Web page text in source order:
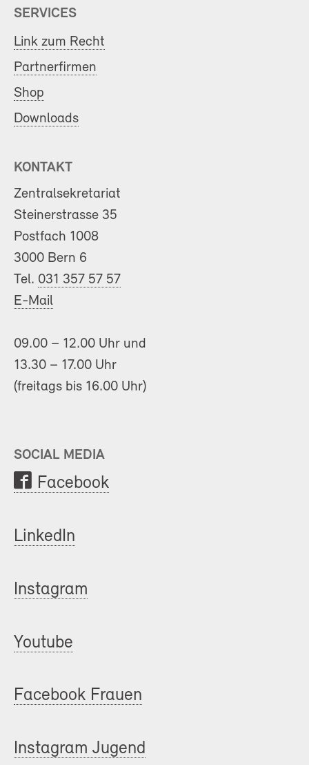
SERVICES
Link zum Recht
Partnerfirmen
Shop
Downloads
KONTAKT
Zentralsekretariat
Steinerstrasse 35
Postfach 1008
3000 Bern 6
Tel. 031 357 57 57
E-Mail
09.00 – 12.00 Uhr und
13.30 – 17.00 Uhr
(freitags bis 16.00 Uhr)
SOCIAL MEDIA
Facebook
LinkedIn
Instagram
Youtube
Facebook Frauen
Instagram Jugend